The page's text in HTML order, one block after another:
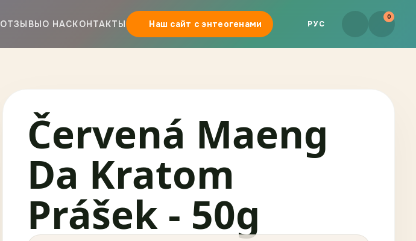
ОТЗЫВЫО НАСКОНТАКТЫ Наш сайт с энтеогенами РУС
0
Červená Maeng
Da Kratom
Prášek - 50g